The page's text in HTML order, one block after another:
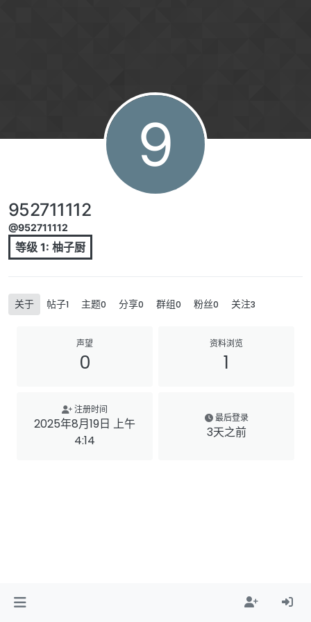
9
952711112
@952711112
等级 1: 柚子厨
关于 帖子1 主题0 分享0 群组0 粉丝0 关注3
声望
0
资料浏览
1
注册时间
2025年8月19日 上午
4:14
最后登录
3天之前